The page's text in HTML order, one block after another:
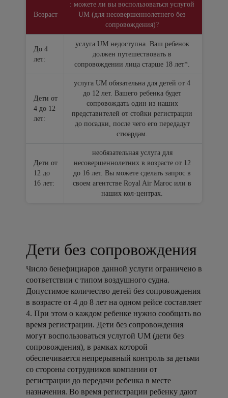
Возраст
: можете ли вы воспользоваться услугой
UM (для несовершеннолетнего без
сопровождения)?
До 4
лет:
услуга UM недоступна. Ваш ребенок
должен путешествовать в
сопровождении лица старше 18 лет*.
Дети от
4 до 12
лет:
услуга UM обязательна для детей от 4
до 12 лет. Вашего ребенка будет
сопровождать один из наших
представителей от стойки регистрации
до посадки, после чего его передадут
стюардам.
Дети от
12 до
16 лет:
необязательная услуга для
несовершеннолетних в возрасте от 12
до 16 лет. Вы можете сделать запрос в
своем агентстве Royal Air Maroc или в
наших кол-центрах.
Дети без сопровождения
Число бенефициаров данной услуги ограничено в
соответствии с типом воздушного судна.
Допустимое количество детей без сопровождения
в возрасте от 4 до 8 лет на одном рейсе составляет
4. При этом о каждом ребенке нужно сообщать во
время регистрации. Дети без сопровождения
могут воспользоваться услугой UM (дети без
сопровождения), в рамках которой
обеспечивается непрерывный контроль за детьми
со стороны сотрудников компании от
регистрации до передачи ребенка в месте
назначения. Во время регистрации ребенку дают